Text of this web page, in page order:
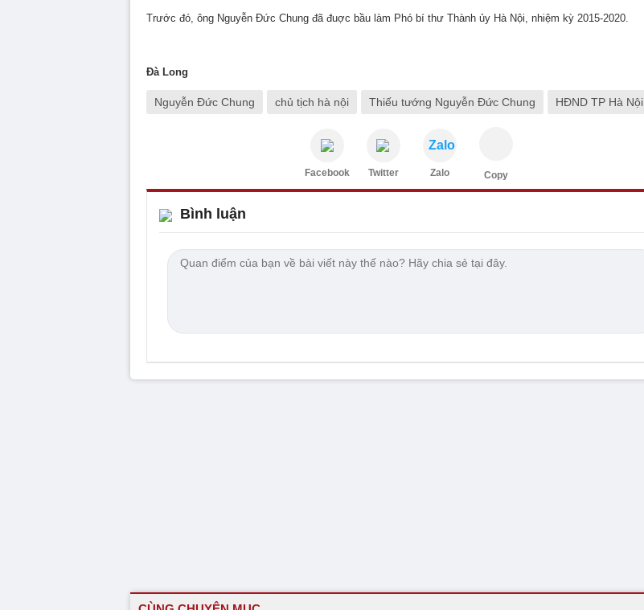
Trước đó, ông Nguyễn Đức Chung đã đuợc bầu làm Phó bí thư Thành ủy Hà Nội, nhiệm kỳ 2015-2020.
Đà Long
Nguyễn Đức Chung chủ tịch hà nội Thiếu tướng Nguyễn Đức Chung HĐND TP Hà Nội
Facebook Twitter
Zalo
Zalo Copy
Bình luận